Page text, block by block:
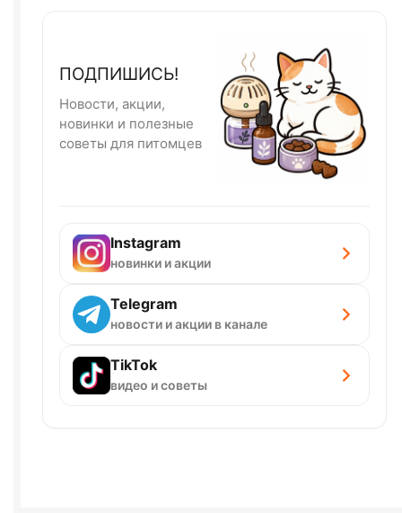
ПОДПИШИСЬ!
Новости, акции,
новинки и полезные
советы для питомцев
Instagram
новинки и акции
Telegram
новости и акции в канале
TikTok
видео и советы